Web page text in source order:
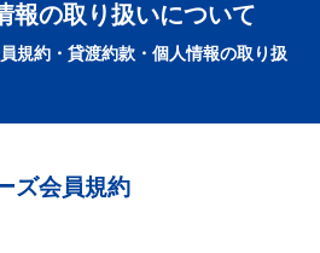
報の取り扱いについて
規約・貸渡約款・個人情報の取り扱
ズ会員規約